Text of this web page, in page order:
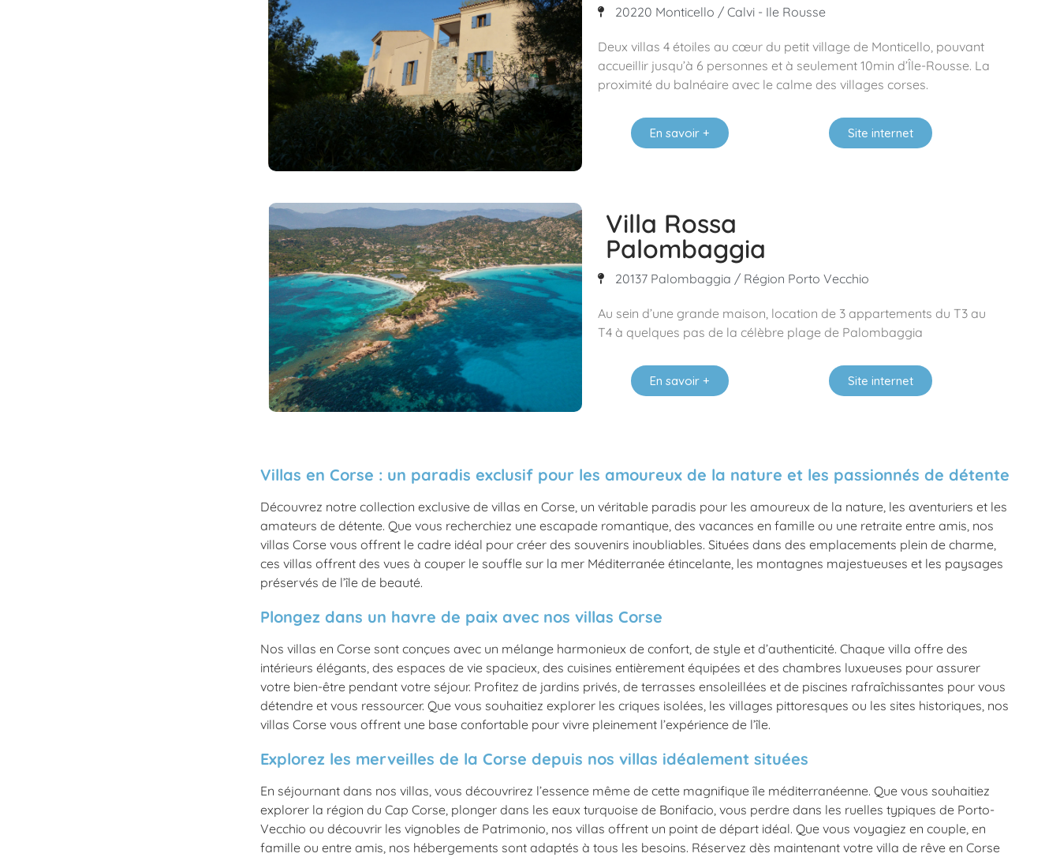
20220 Monticello / Calvi - Ile Rousse
Deux villas 4 étoiles au cœur du petit village de Monticello, pouvant
accueillir jusqu’à 6 personnes et à seulement 10min d’Île-Rousse. La
proximité du balnéaire avec le calme des villages corses.
En savoir + Site internet
Villa Rossa
Palombaggia
20137 Palombaggia / Région Porto Vecchio
Au sein d’une grande maison, location de 3 appartements du T3 au
T4 à quelques pas de la célèbre plage de Palombaggia
En savoir + Site internet
Villas en Corse : un paradis exclusif pour les amoureux de la nature et les passionnés de détente
Découvrez notre collection exclusive de villas en Corse, un véritable paradis pour les amoureux de la nature, les aventuriers et les
amateurs de détente. Que vous recherchiez une escapade romantique, des vacances en famille ou une retraite entre amis, nos
villas Corse vous offrent le cadre idéal pour créer des souvenirs inoubliables. Situées dans des emplacements plein de charme,
ces villas offrent des vues à couper le souffle sur la mer Méditerranée étincelante, les montagnes majestueuses et les paysages
préservés de l’île de beauté.
Plongez dans un havre de paix avec nos villas Corse
Nos villas en Corse sont conçues avec un mélange harmonieux de confort, de style et d’authenticité. Chaque villa offre des
intérieurs élégants, des espaces de vie spacieux, des cuisines entièrement équipées et des chambres luxueuses pour assurer
votre bien-être pendant votre séjour. Profitez de jardins privés, de terrasses ensoleillées et de piscines rafraîchissantes pour vous
détendre et vous ressourcer. Que vous souhaitiez explorer les criques isolées, les villages pittoresques ou les sites historiques, nos
villas Corse vous offrent une base confortable pour vivre pleinement l’expérience de l’île.
Explorez les merveilles de la Corse depuis nos villas idéalement situées
En séjournant dans nos villas, vous découvrirez l’essence même de cette magnifique île méditerranéenne. Que vous souhaitiez
explorer la région du Cap Corse, plonger dans les eaux turquoise de Bonifacio, vous perdre dans les ruelles typiques de Porto-
Vecchio ou découvrir les vignobles de Patrimonio, nos villas offrent un point de départ idéal. Que vous voyagiez en couple, en
famille ou entre amis, nos hébergements sont adaptés à tous les besoins. Réservez dès maintenant votre villa de rêve en Corse